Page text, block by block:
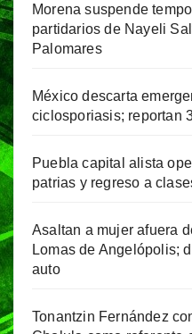
Morena suspende
partidarios de Nayeli
Palomares
México descarta
ciclosporiasis; reportan
Puebla capital alista
patrias y regreso a
Asaltan a mujer afuera
Lomas de Angelópolis;
auto
Tonantzin Fernández